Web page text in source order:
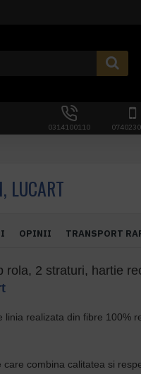
0314100110
LUCART
OPINII TRANSPORT
rola, 2 straturi, hartie
linia realizata din fibre 100%
combina calitatea si